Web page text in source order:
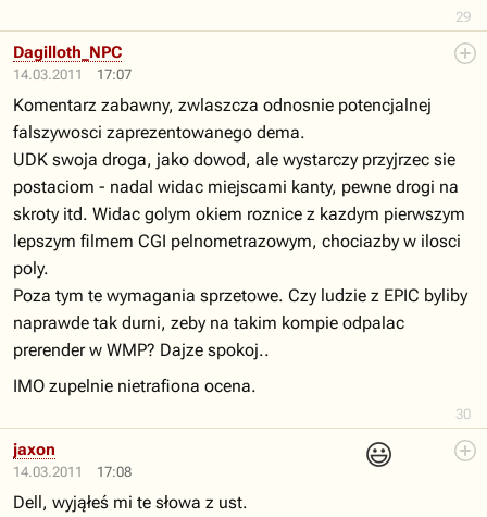
29
14.03.2011 17:07
30
Dagilloth_NPC
Komentarz zabawny, zwlaszcza odnosnie potencjalnej
falszywosci zaprezentowanego dema.
UDK swoja droga, jako dowod, ale wystarczy przyjrzec sie
postaciom - nadal widac miejscami kanty, pewne drogi na
skroty itd. Widac golym okiem roznice z kazdym pierwszym
lepszym filmem CGI pelnometrazowym, chociazby w ilosci
poly.
Poza tym te wymagania sprzetowe. Czy ludzie z EPIC byliby
naprawde tak durni, zeby na takim kompie odpalac
prerender w WMP? Dajze spokoj..
IMO zupelnie nietrafiona ocena.
14.03.2011 17:08
😃
jaxon
Dell, wyjąłeś mi te słowa z ust.